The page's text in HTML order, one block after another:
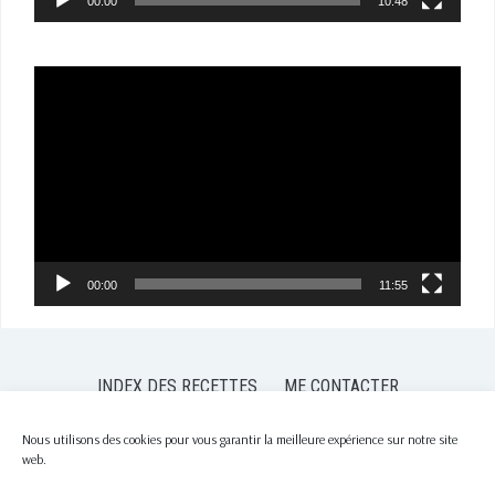
Nous utilisons des cookies pour vous garantir la meilleure expérience sur notre site
web.
00:00 11:55
INDEX DES RECETTES
ME CONTACTER